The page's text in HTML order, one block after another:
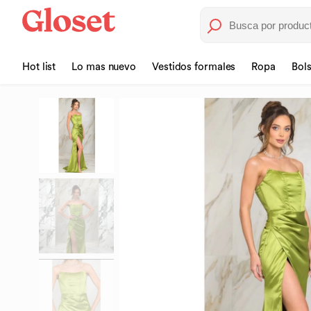
Hot list Lo mas nuevo Vestidos formales Ropa